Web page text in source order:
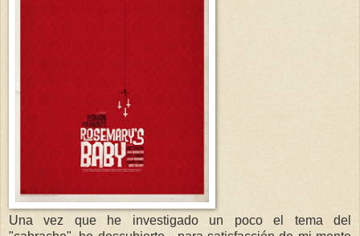
Una vez que he investigado un poco el tema del